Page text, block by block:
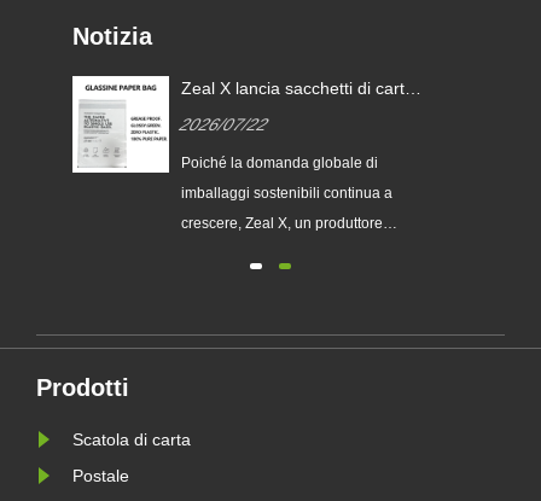
Notizia
le
Zeal X lancia sacchetti di carta
aiutare i marchi globali a
sostituire gli imballaggi in
plastica monouso
2026/07/22
Poiché la domanda globale di
imballaggi sostenibili continua a
crescere, Zeal X, un produttore
carta Glassine personalizzati.
Prodotti
Scatola di carta
Postale